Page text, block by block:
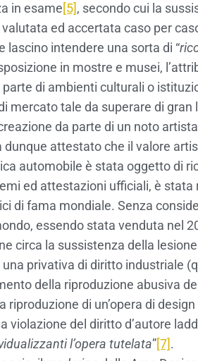
in esame[5], secondo cui la
ed accertata caso per
lascino intendere una sorta di “
in mostre e musei,
di ambienti culturali o
mercato tale da superare di
da parte di un noto
dunque attestato che il valore
automobile è stata oggetto di
ed attestazioni ufficiali, è
di fama mondiale. Senza
essendo stata venduta nel
circa la sussistenza della
privativa di diritto industriale
della riproduzione abusiva
riproduzione di un’opera di
violazione del diritto d’autore
l’opera tutelata”[7].